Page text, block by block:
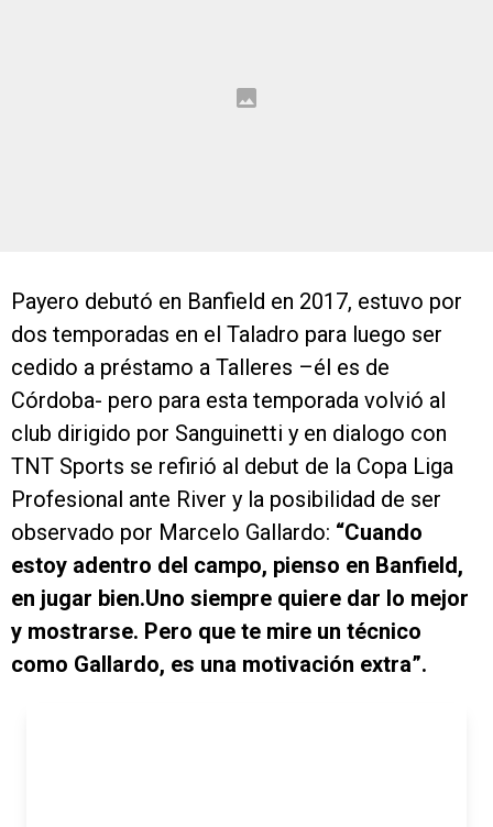
Payero debutó en Banfield en 2017, estuvo por
dos temporadas en el Taladro para luego ser
cedido a préstamo a Talleres –él es de
Córdoba- pero para esta temporada volvió al
club dirigido por Sanguinetti y en dialogo con
TNT Sports se refirió al debut de la Copa Liga
Profesional ante River y la posibilidad de ser
observado por Marcelo Gallardo: “Cuando
estoy adentro del campo, pienso en Banfield,
en jugar bien.Uno siempre quiere dar lo mejor
y mostrarse. Pero que te mire un técnico
como Gallardo, es una motivación extra”.